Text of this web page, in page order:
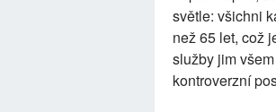
světle: všichni
než 65 let, což
služby jim
kontroverzní